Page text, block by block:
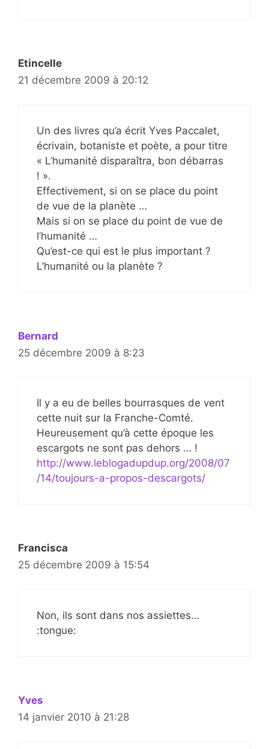
Etincelle
21 décembre 2009 à 20:12
Un des livres qu’a écrit Yves Paccalet,
écrivain, botaniste et poète, a pour titre
« L’humanité disparaîtra, bon débarras
! ».
Effectivement, si on se place du point
de vue de la planète …
Mais si on se place du point de vue de
l’humanité …
Qu’est-ce qui est le plus important ?
L’humanité ou la planète ?
Bernard
25 décembre 2009 à 8:23
Il y a eu de belles bourrasques de vent
cette nuit sur la Franche-Comté.
Heureusement qu’à cette époque les
escargots ne sont pas dehors … !
http://www.leblogadupdup.org/2008/07
/14/toujours-a-propos-descargots/
Francisca
25 décembre 2009 à 15:54
Non, ils sont dans nos assiettes…
:tongue:
Yves
14 janvier 2010 à 21:28